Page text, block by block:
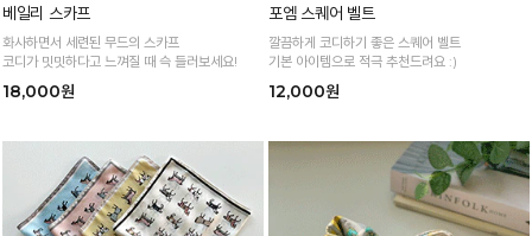
베일리 스카프
화사하면서 세련된 무드의 스카프
코디가 밋밋하다고 느껴질 때 슥 들러보세요!
18,000원
포엠 스퀘어 벨트
깔끔하게 코디하기 좋은 스퀘어 벨트
기본 아이템으로 적극 추천드려요 :)
12,000원